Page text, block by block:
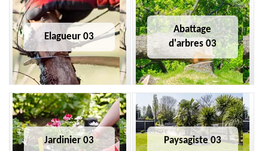
Elagueur 03
Abattage
d'arbres 03
Jardinier 03 Paysagiste 03